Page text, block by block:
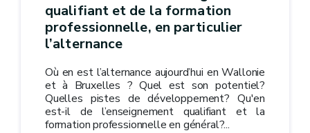
qualifiant et de la formation
professionnelle, en particulier
l’alternance
Où en est l’alternance aujourd’hui en Wallonie
et à Bruxelles ? Quel est son potentiel?
Quelles pistes de développement? Qu'en
est-il de l’enseignement qualifiant et la
formation professionnelle en général?...